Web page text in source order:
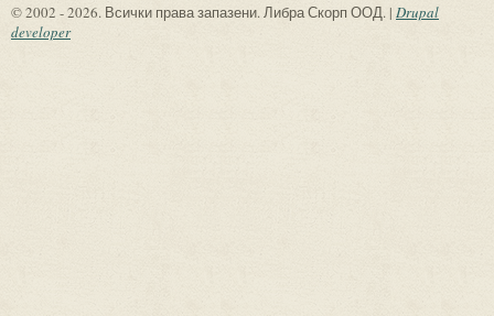
© 2002 - 2026. Всички права запазени. Либра Скорп ООД. | Drupal
developer